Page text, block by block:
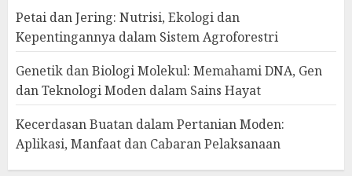
Petai dan Jering: Nutrisi, Ekologi dan
Kepentingannya dalam Sistem Agroforestri
Genetik dan Biologi Molekul: Memahami DNA, Gen
dan Teknologi Moden dalam Sains Hayat
Kecerdasan Buatan dalam Pertanian Moden:
Aplikasi, Manfaat dan Cabaran Pelaksanaan